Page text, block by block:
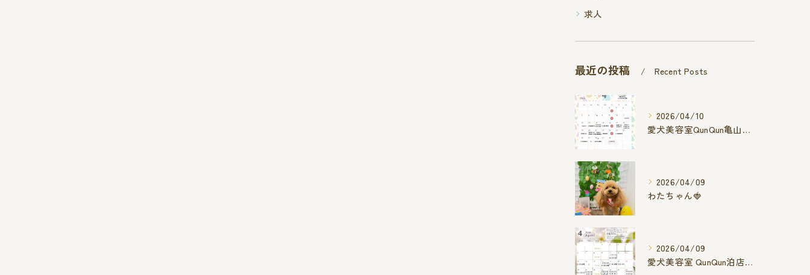
求人
最近の投稿 Recent Posts
2026/04/10
愛犬美容室QunQun亀山エコー店
2026/04/09
わたちゃん🍓
2026/04/09
愛犬美容室 QunQun泊店 4月空き状況です